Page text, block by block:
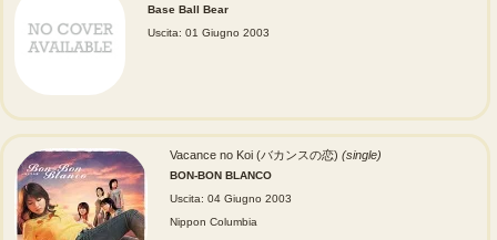
Base Ball Bear
Uscita: 01 Giugno 2003
Vacance no Koi (バカンスの恋) (single)
BON-BON BLANCO
Uscita: 04 Giugno 2003
Nippon Columbia